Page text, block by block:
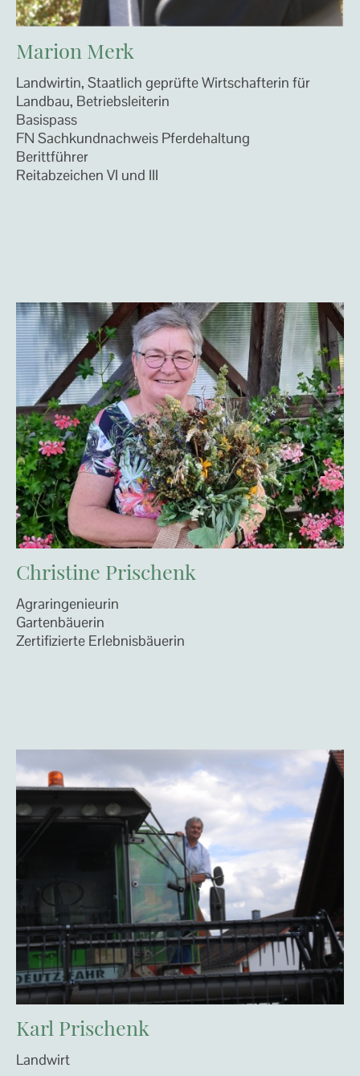
Marion Merk
Landwirtin, Staatlich geprüfte Wirtschafterin für
Landbau, Betriebsleiterin
Basispass
FN Sachkundnachweis Pferdehaltung
Berittführer
Reitabzeichen VI und III
Christine Prischenk
Agraringenieurin
Gartenbäuerin
Zertifizierte Erlebnisbäuerin
Karl Prischenk
Landwirt